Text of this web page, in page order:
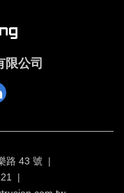
限公司
路 43 號